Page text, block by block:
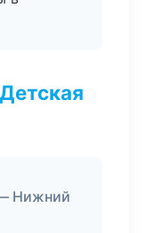
Нижний